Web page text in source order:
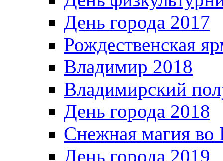
День города 2017
Рождественская
Владимир 2018
Владимирский
День города 2018
Снежная магия во
День города 2019